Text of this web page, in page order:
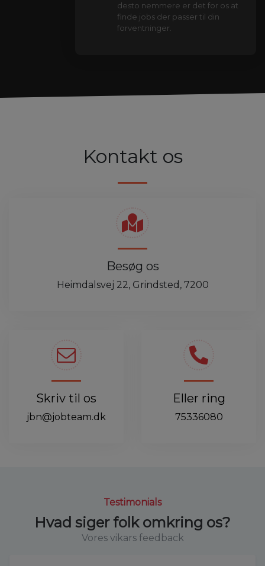
desto nemmere er det for os at
finde jobs der passer til din
forventninger.
Kontakt os
Besøg os
Heimdalsvej 22, Grindsted, 7200
Skriv til os
jbn@jobteam.dk
Eller ring
75336080
Testimonials
Hvad siger folk omkring os?
Vores vikars feedback